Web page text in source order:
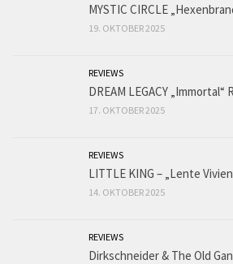
MYSTIC CIRCLE
19. OKTOBER 2025
REVIEWS
DREAM LEGACY „Immortal“
17. OKTOBER 2025
REVIEWS
LITTLE KING – „Lente
14. OKTOBER 2025
REVIEWS
Dirkschneider & The Old